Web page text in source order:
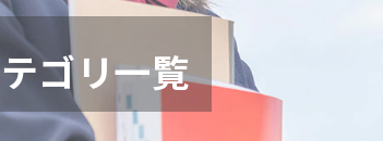
ゴリ一覧